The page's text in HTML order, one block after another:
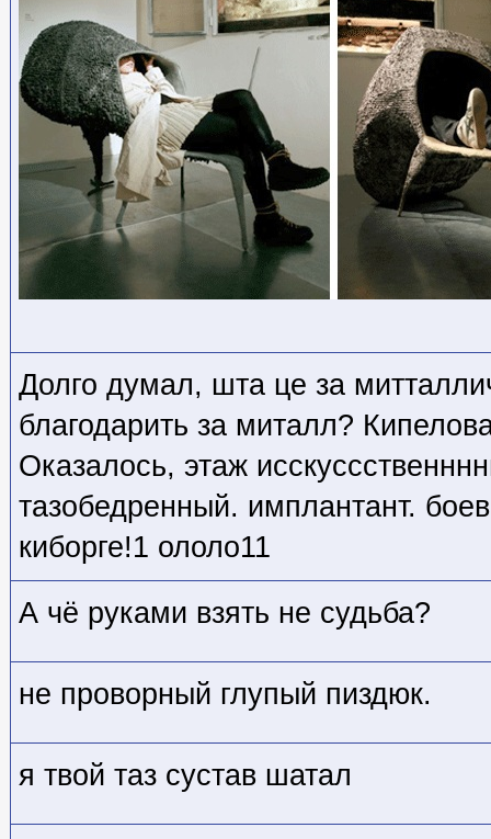
Долго думал, шта це за
благодарить за миталл?
Оказалось, этаж
тазобедренный. имплантант.
киборге!1 ололо11
А чё руками взять не судьба?
не проворный глупый пиздюк.
я твой таз сустав шатал